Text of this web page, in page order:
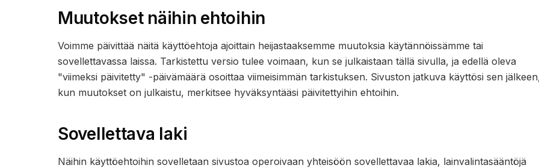
Muutokset näihin ehtoihin
Voimme päivittää näitä käyttöehtoja ajoittain heijastaaksemme muutoksia käytännöissämme tai
sovellettavassa laissa. Tarkistettu versio tulee voimaan, kun se julkaistaan tällä sivulla, ja edellä oleva
"viimeksi päivitetty" -päivämäärä osoittaa viimeisimmän tarkistuksen. Sivuston jatkuva käyttösi sen
kun muutokset on julkaistu, merkitsee hyväksyntääsi päivitettyihin ehtoihin.
Sovellettava laki
Näihin käyttöehtoihin sovelletaan sivustoa operoivaan yhteisöön sovellettavaa lakia, lainvalintasääntöjä